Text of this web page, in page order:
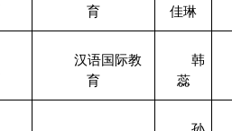
育
佳琳
汉语国际教
育
韩
蕊